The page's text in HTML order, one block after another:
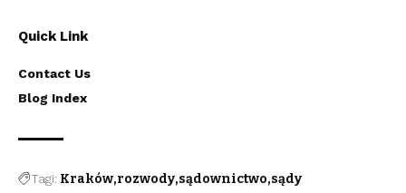
Quick Link
Contact Us
Blog Index
Tagi: Kraków rozwody sądownictwo sądy